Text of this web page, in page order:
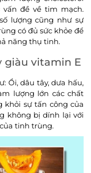
đề về tim mạch.
lượng cũng như sự
có đủ sức khỏe để
năng thụ tinh.
giàu vitamin E
Ổi, dâu tây, dưa hấu,
lượng lớn các chất
khỏi sự tấn công của
không bị dính lại với
tinh trùng.